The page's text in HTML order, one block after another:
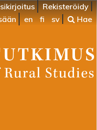
Rekisteröidy
en fi sv Hae